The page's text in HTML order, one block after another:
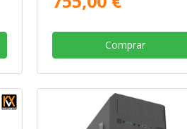
Comprar